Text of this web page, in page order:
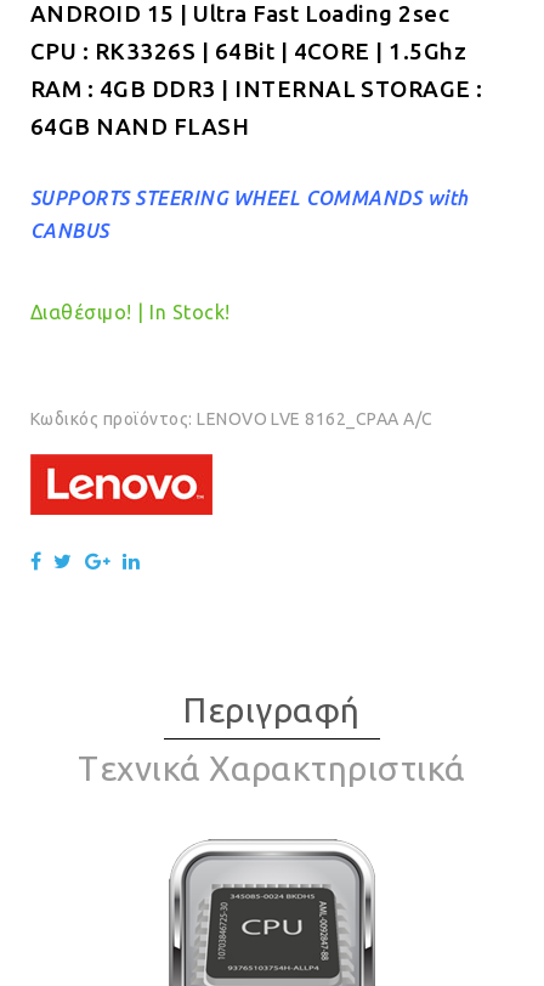
€319.00.
ANDROID 15 | Ultra Fast Loading 2sec
CPU : RK3326S | 64Bit | 4CORE | 1.5Ghz
RAM : 4GB DDR3 | INTERNAL STORAGE :
64GB NAND FLASH
SUPPORTS STEERING WHEEL COMMANDS with
CANBUS
Διαθέσιμο! | In Stock!
Κωδικός προϊόντος:LENOVO LVE 8162_CPAA A/C
Περιγραφή
Tεχνικά Χαρακτηριστικά